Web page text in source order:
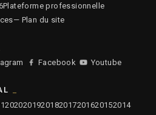
Plateforme professionnelle
— Plan du site
Facebook Youtube
2020201920182017201620152014